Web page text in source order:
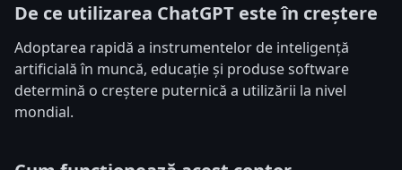
De ce utilizarea ChatGPT este în creștere
Adoptarea rapidă a instrumentelor de inteligență
artificială în muncă, educație și produse software
determină o creștere puternică a utilizării la nivel
mondial.